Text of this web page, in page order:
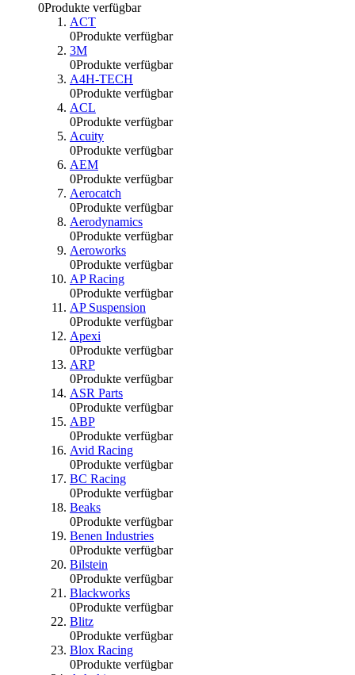
0Produkte verfügbar
ACT
0Produkte verfügbar
3M
0Produkte verfügbar
A4H-TECH
0Produkte verfügbar
ACL
0Produkte verfügbar
Acuity
0Produkte verfügbar
AEM
0Produkte verfügbar
Aerocatch
0Produkte verfügbar
Aerodynamics
0Produkte verfügbar
Aeroworks
0Produkte verfügbar
AP Racing
0Produkte verfügbar
AP Suspension
0Produkte verfügbar
Apexi
0Produkte verfügbar
ARP
0Produkte verfügbar
ASR Parts
0Produkte verfügbar
ABP
0Produkte verfügbar
Avid Racing
0Produkte verfügbar
BC Racing
0Produkte verfügbar
Beaks
0Produkte verfügbar
Benen Industries
0Produkte verfügbar
Bilstein
0Produkte verfügbar
Blackworks
0Produkte verfügbar
Blitz
0Produkte verfügbar
Blox Racing
0Produkte verfügbar